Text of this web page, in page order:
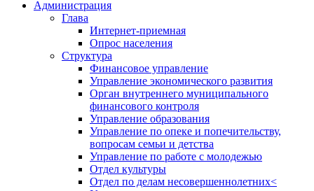
Администрация
Глава
Интернет-приемная
Опрос населения
Структура
Финансовое управление
Управление экономического развития
Орган внутреннего муниципального
финансового контроля
Управление образования
Управление по опеке и попечительству,
вопросам семьи и детства
Управление по работе с молодежью
Отдел культуры
Отдел по делам несовершеннолетних<